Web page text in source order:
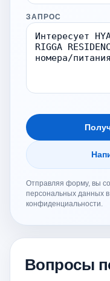
ЗАПРОС
Отправляя форму, вы
персональных данных в
конфиденциальности.
Вопросы